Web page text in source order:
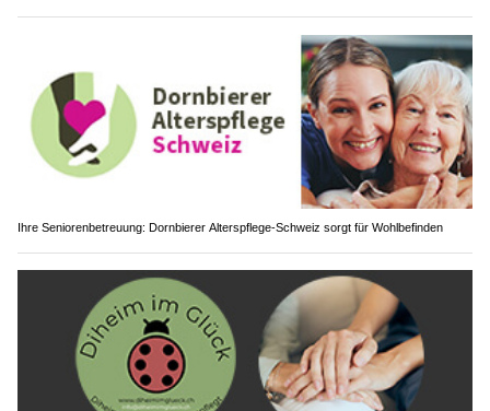
Ihre Seniorenbetreuung: Dornbierer Alterspflege-Schweiz sorgt für Wohlbefinden